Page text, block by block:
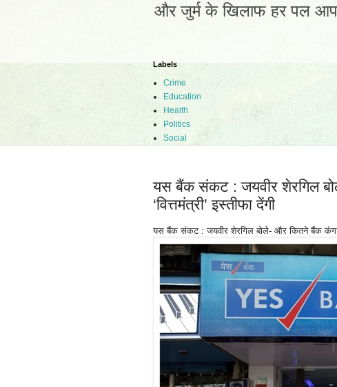
और जुर्म के खिलाफ हर पल
Labels
Crime
Education
Health
Politics
Social
यस बैंक संकट : जयवीर शेरगिल
‘वित्तमंत्री’ इस्तीफा देंगी
यस बैंक संकट : जयवीर शेरगिल बोले- और कितने बैंक कंगाल